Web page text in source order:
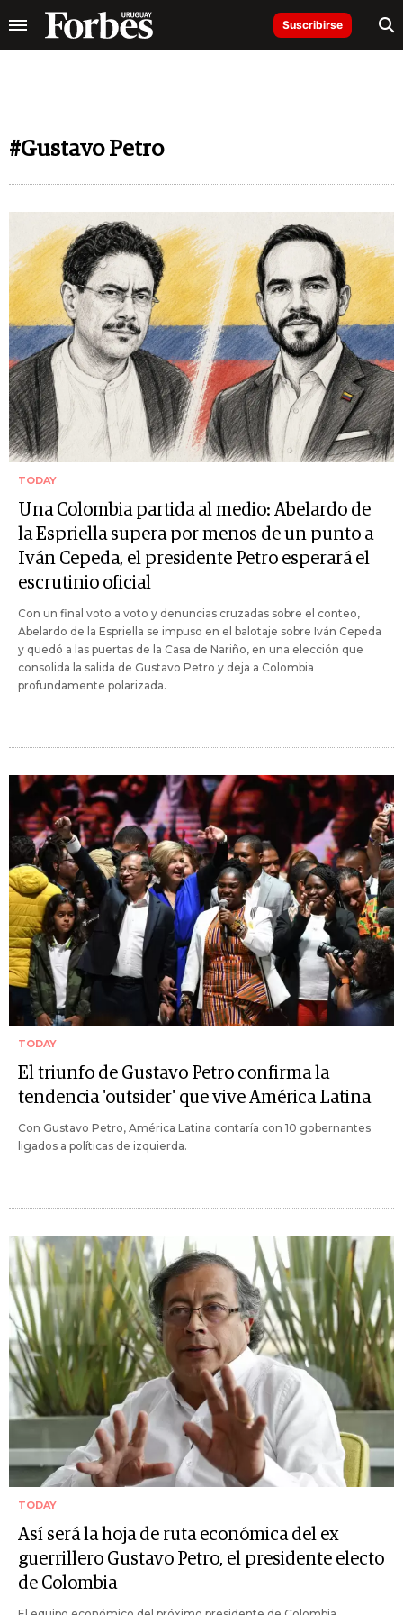
Suscribirse
#Gustavo Petro
TODAY
Una Colombia partida al medio: Abelardo de
la Espriella supera por menos de un punto a
Iván Cepeda, el presidente Petro esperará el
escrutinio oficial
Con un final voto a voto y denuncias cruzadas sobre el conteo,
Abelardo de la Espriella se impuso en el balotaje sobre Iván Cepeda
y quedó a las puertas de la Casa de Nariño, en una elección que
consolida la salida de Gustavo Petro y deja a Colombia
profundamente polarizada.
TODAY
El triunfo de Gustavo Petro confirma la
tendencia 'outsider' que vive América Latina
Con Gustavo Petro, América Latina contaría con 10 gobernantes
ligados a políticas de izquierda.
TODAY
Así será la hoja de ruta económica del ex
guerrillero Gustavo Petro, el presidente electo
de Colombia